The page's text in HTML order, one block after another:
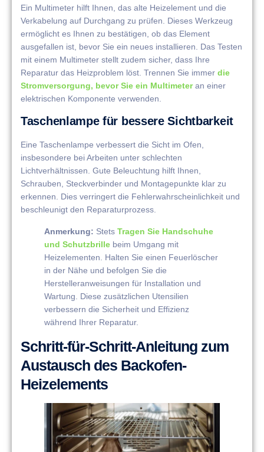
Ein Multimeter hilft Ihnen, das alte Heizelement und die
Verkabelung auf Durchgang zu prüfen. Dieses Werkzeug
ermöglicht es Ihnen zu bestätigen, ob das Element
ausgefallen ist, bevor Sie ein neues installieren. Das Testen
mit einem Multimeter stellt zudem sicher, dass Ihre
Reparatur das Heizproblem löst. Trennen Sie immer die
Stromversorgung, bevor Sie ein Multimeteran einer
elektrischen Komponente verwenden.
Taschenlampe für bessere Sichtbarkeit
Eine Taschenlampe verbessert die Sicht im Ofen,
insbesondere bei Arbeiten unter schlechten
Lichtverhältnissen. Gute Beleuchtung hilft Ihnen,
Schrauben, Steckverbinder und Montagepunkte klar zu
erkennen. Dies verringert die Fehlerwahrscheinlichkeit und
beschleunigt den Reparaturprozess.
Anmerkung: Stets Tragen Sie Handschuhe
und Schutzbrille beim Umgang mit
Heizelementen. Halten Sie einen Feuerlöscher
in der Nähe und befolgen Sie die
Herstelleranweisungen für Installation und
Wartung. Diese zusätzlichen Utensilien
verbessern die Sicherheit und Effizienz
während Ihrer Reparatur.
Schritt-für-Schritt-Anleitung zum
Austausch des Backofen-
Heizelements